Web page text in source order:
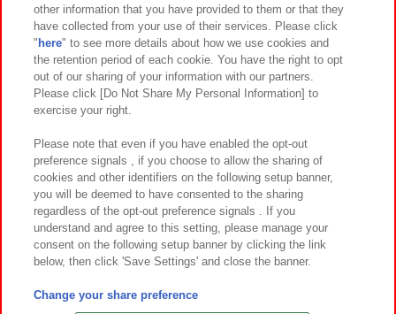
関連会社 サステナビリティ サイトポリシー
プライバシーポリシー ウェブアクセシビリティ方針と検証結果
お取引先さまとともに
カスタマーハラスメント対応方針 よくあるご質問・お問い合わせ
©Bandai Namco Amusement Inc.
©Bandai Namco Amusement Lab Inc.
other information that you have provided to them or that they
have collected from your use of their services. Please click
" here" to see more details about how we use cookies and
the retention period of each cookie. You have the right to opt
out of our sharing of your information with our partners.
Please click [Do Not Share My Personal Information] to
exercise your right.
Please note that even if you have enabled the opt-out
preference signals , if you choose to allow the sharing of
cookies and other identifiers on the following setup banner,
you will be deemed to have consented to the sharing
regardless of the opt-out preference signals . If you
understand and agree to this setting, please manage your
consent on the following setup banner by clicking the link
below, then click 'Save Settings' and close the banner.
Change your share preference